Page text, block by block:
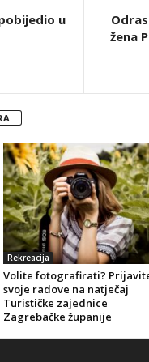
u
žena
Rekreacija
Volite fotografirati?
svoje radove na natječaj
Turističke zajednice
Zagrebačke županije